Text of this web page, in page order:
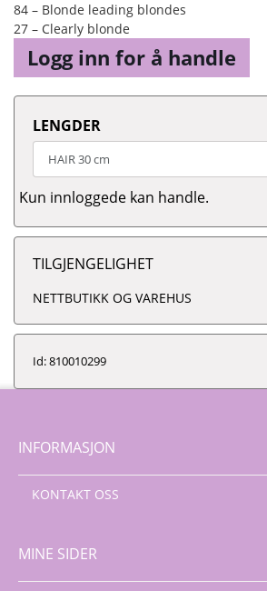
84 – Blonde leading blondes
27 – Clearly blonde
Logg inn for å handle
LENGDER
Kun innloggede kan handle.
TILGJENGELIGHET
NETTBUTIKK OG VAREHUS
Id: 810010299
INFORMASJON
KONTAKT OSS
MINE SIDER